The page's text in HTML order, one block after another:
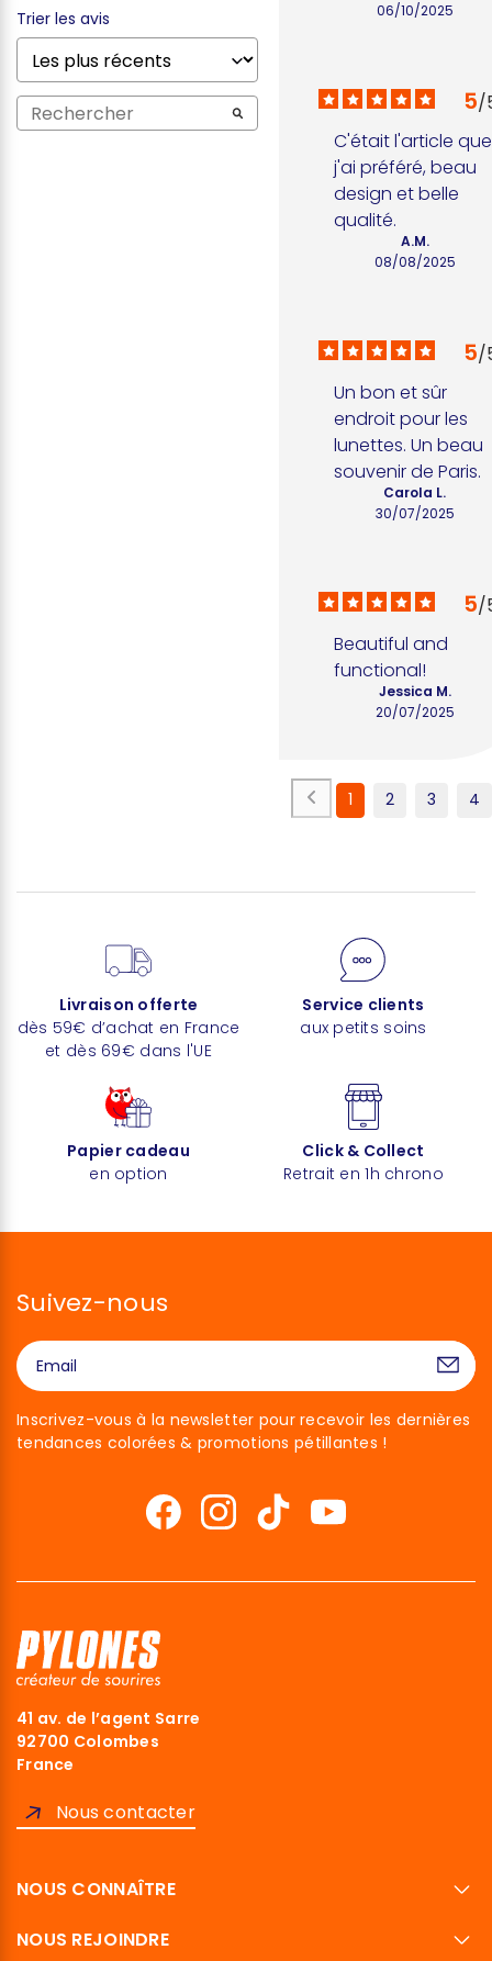
Trier les avis 06/10/2025
5/
C'était l'article que
j'ai préféré, beau
design et belle
qualité.
08/08/2025
A.M.
5/
Un bon et sûr
endroit pour les
lunettes. Un beau
souvenir de Paris.
30/07/2025
Carola L.
5/
Beautiful and
functional!
20/07/2025
Jessica M.
1 2 3 4
Livraison offerte
dès 59€ d’achat en France
et dès 69€ dans l'UE
Service clients
aux petits soins
Papier cadeau
en option
Click & Collect
Retrait en 1h chrono
Suivez-nous
Inscrivez-vous à la newsletter pour recevoir les dernières
tendances colorées & promotions pétillantes !
41 av. de l’agent Sarre
92700 Colombes
France
Nous contacter
NOUS CONNAÎTRE
NOUS REJOINDRE